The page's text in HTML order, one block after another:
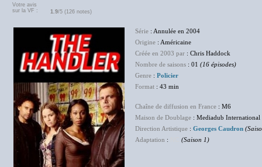
Votre avis
sur la VF :
1.9/5 (126 notes)
Série : Annulée en 2004
Origine : Américaine
Créée en 2003 par : Chris Haddock
Nombre de saisons : 01 (16 épisodes)
Genre : Policier
Format : 43 min
Chaîne de diffusion en France : M6
Maison de Doublage : Mediadub International
Direction Artistique : Georges Caudron
Adaptation : (Saison 1)